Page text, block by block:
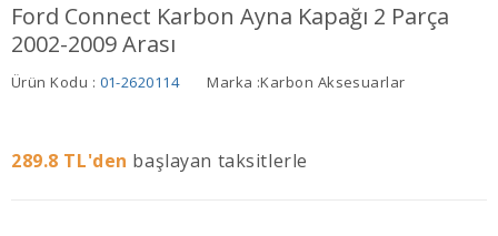
Ford Connect Karbon Ayna Kapağı 2 Parça
2002-2009 Arası
Ürün Kodu : 01-2620114 Marka :Karbon Aksesuarlar
289.8 TL'den başlayan taksitlerle